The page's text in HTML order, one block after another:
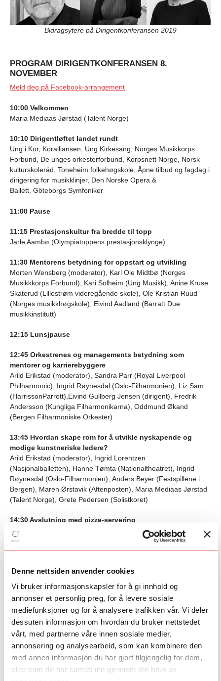
Denne nettsiden anvender cookies
Vi bruker informasjonskapsler for å gi innhold og
annonser et personlig preg, for å levere sosiale
mediefunksjoner og for å analysere trafikken vår. Vi deler
dessuten informasjon om hvordan du bruker nettstedet
vårt, med partnerne våre innen sosiale medier,
annonsering og analysearbeid, som kan kombinere den
med annen informasjon du har gjort tilgjengelig for dem,
eller som de har samlet inn gjennom din bruk av
Bidragsytere på Dirigentkonferansen 2019
PROGRAM DIRIGENTKONFERANSEN 8.
NOVEMBER
Meld deg på Facebook-arrangement
10:00 Velkommen
Maria Mediaas Jørstad (Talent Norge)
10:10 Dirigentløftet landet rundt
Ung i Kor, Koralliansen, Ung Kirkesang, Norges Musikkorps
Forbund, De unges orkesterforbund, Korpsnett Norge, Norsk
kulturskoleråd, Toneheim folkehøgskole, Åpne tilbud og fagdag i
dirigering for musikklinjer, Den Norske Opera &
Ballett, Göteborgs Symfoniker
11:00 Pause
11:15 Prestasjonskultur fra bredde til topp
Jarle Aambø (Olympiatoppens prestasjonsklynge)
11:30 Mentorens betydning for oppstart og utvikling
Morten Wensberg (moderator), Karl Ole Midtbø (Norges
Musikkkorps Forbund), Kari Solheim (Ung Musikk), Anine Kruse
Skaterud (Lillestrøm videregående skole), Ole Kristian Ruud
(Norges musikkhøgskole), Eivind Aadland (Barratt Due
musikkinstitutt)
12:15 Lunsjpause
12:45 Orkestrenes og managements betydning som
mentorer og karrierebyggere
Arild Erikstad (moderator), Sandra Parr (Royal Liverpool
Philharmonic), Ingrid Røynesdal (Oslo-Filharmonien), Liz Sam
(HarrissonParrott),Eivind Gullberg Jensen (dirigent), Fredrik
Andersson (Kungliga Filharmonikarna), Oddmund Økand
(Bergen Filharmoniske Orkester)
13:45 Hvordan skape rom for å utvikle nyskapende og
modige kunstneriske ledere?
Arild Erikstad (moderator), Ingrid Lorentzen
(Nasjonalballetten), Hanne Tømta (Nationaltheatret), Ingrid
Røynesdal (Oslo-Filharmonien), Anders Beyer (Festspillene i
Bergen), Maren Ørstavik (Aftenposten), Maria Mediaas Jørstad
(Talent Norge), Grete Pedersen (Solistkoret)
14:30 Avslutning med pizza-servering
15.30 Slutt
PROGRAM DIRIGENTFORUM
Meld deg på Facebook-arrangement
8. NOVEMBER
17:00-20:00 Dirigentforum
Orkesterprøvesalen, DNO&B
17:00-20:00 Unge Dirigenter Barratt Due